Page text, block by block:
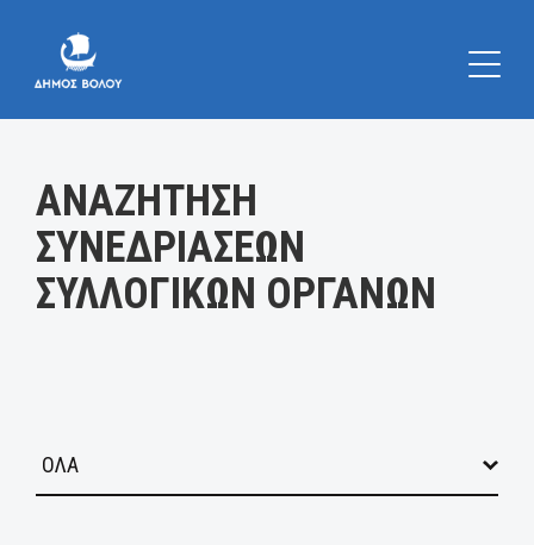
ΑΝΑΖΗΤΗΣΗ
ΣΥΝΕΔΡΙΑΣΕΩΝ
ΣΥΛΛΟΓΙΚΩΝ ΟΡΓΑΝΩΝ